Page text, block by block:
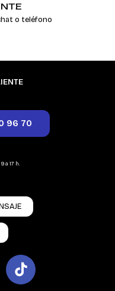
o teléfono
96 70
a 17 h.